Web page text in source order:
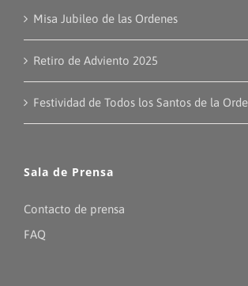
Misa Jubileo de las Ordenes
Retiro de Adviento 2025
Festividad de Todos los Santos de la
Sala de Prensa
Contacto de prensa
FAQ